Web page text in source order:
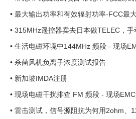
• 最大输出功率和有效辐射功率-FCC最
辐射功率的区别是什么？ ...
• 315MHz遥控器卖去日本做TELEC，
90s
• 生活电磁环境中144MHz 频段 - 现场
• 杀菌风机负离子浓度测试报告
• 新加坡IMDA注册
• 现场电磁干扰排查 FM 频段 - 现场
• 雷击测试，信号源阻抗为何用2ohm、